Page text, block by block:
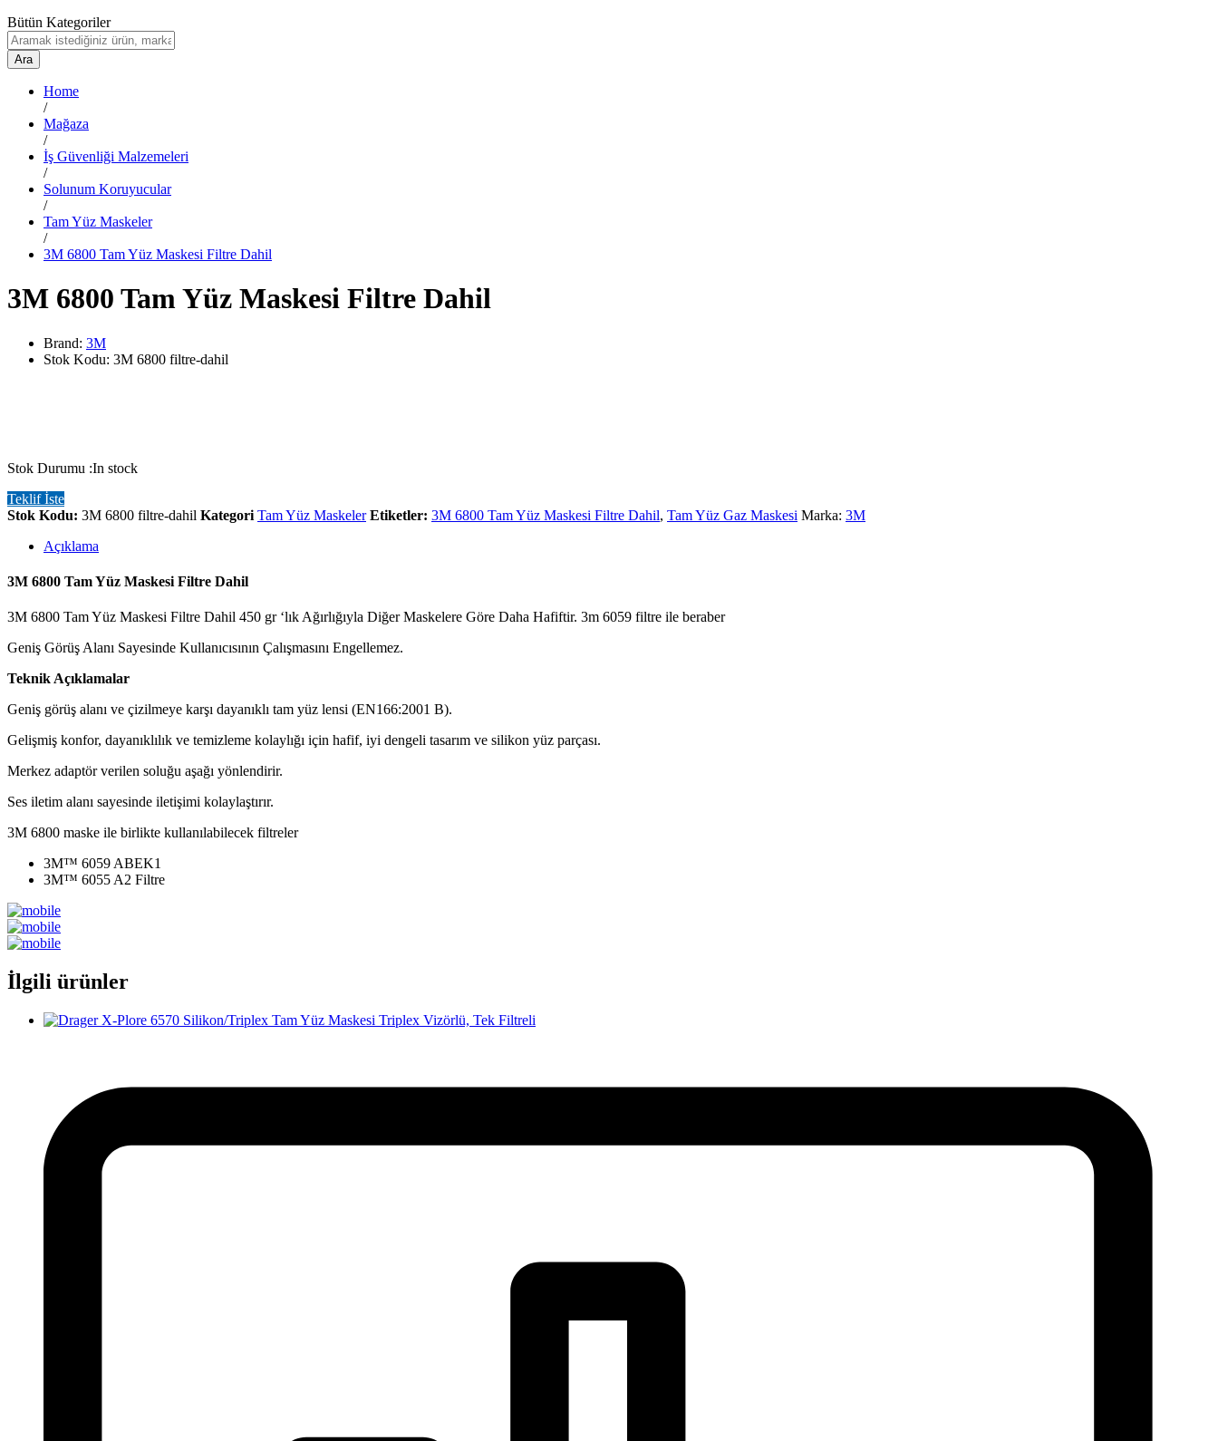
Bütün Kategoriler
Ara
Home
/
Mağaza
/
İş Güvenliği Malzemeleri
/
Solunum Koruyucular
/
Tam Yüz Maskeler
/
3M 6800 Tam Yüz Maskesi Filtre Dahil
3M 6800 Tam Yüz Maskesi Filtre Dahil
Brand: 3M
Stok Kodu: 3M 6800 filtre-dahil
Stok Durumu :In stock
Teklif İste
Stok Kodu: 3M 6800 filtre-dahil Kategori Tam Yüz Maskeler Etiketler: 3M 6800 Tam Yüz Maskesi Filtre Dahil, Tam Yüz Gaz Maskesi Marka: 3M
Açıklama
3M 6800 Tam Yüz Maskesi Filtre Dahil
3M 6800 Tam Yüz Maskesi Filtre Dahil 450 gr ‘lık Ağırlığıyla Diğer Maskelere Göre Daha Hafiftir. 3m 6059 filtre ile beraber
Geniş Görüş Alanı Sayesinde Kullanıcısının Çalışmasını Engellemez.
Teknik Açıklamalar
Geniş görüş alanı ve çizilmeye karşı dayanıklı tam yüz lensi (EN166:2001 B).
Gelişmiş konfor, dayanıklılık ve temizleme kolaylığı için hafif, iyi dengeli tasarım ve silikon yüz parçası.
Merkez adaptör verilen soluğu aşağı yönlendirir.
Ses iletim alanı sayesinde iletişimi kolaylaştırır.
3M 6800 maske ile birlikte kullanılabilecek filtreler
3M™ 6059 ABEK1
3M™ 6055 A2 Filtre
İlgili ürünler